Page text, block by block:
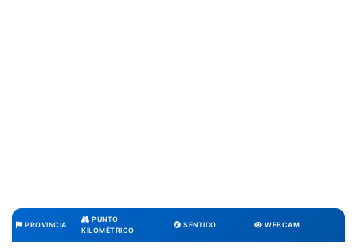
PROVINCIA
PUNTO
KILOMÉTRICO
SENTIDO WEBCAM